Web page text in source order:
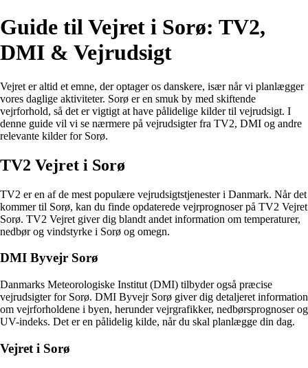
Guide til Vejret i Sorø: TV2,
DMI & Vejrudsigt
Vejret er altid et emne, der optager os danskere, især når vi planlægger
vores daglige aktiviteter. Sorø er en smuk by med skiftende
vejrforhold, så det er vigtigt at have pålidelige kilder til vejrudsigt. I
denne guide vil vi se nærmere på vejrudsigter fra TV2, DMI og andre
relevante kilder for Sorø.
TV2 Vejret i Sorø
TV2 er en af de mest populære vejrudsigtstjenester i Danmark. Når det
kommer til Sorø, kan du finde opdaterede vejrprognoser på TV2 Vejret
Sorø. TV2 Vejret giver dig blandt andet information om temperaturer,
nedbør og vindstyrke i Sorø og omegn.
DMI Byvejr Sorø
Danmarks Meteorologiske Institut (DMI) tilbyder også præcise
vejrudsigter for Sorø. DMI Byvejr Sorø giver dig detaljeret information
om vejrforholdene i byen, herunder vejrgrafikker, nedbørsprognoser og
UV-indeks. Det er en pålidelig kilde, når du skal planlægge din dag.
Vejret i Sorø